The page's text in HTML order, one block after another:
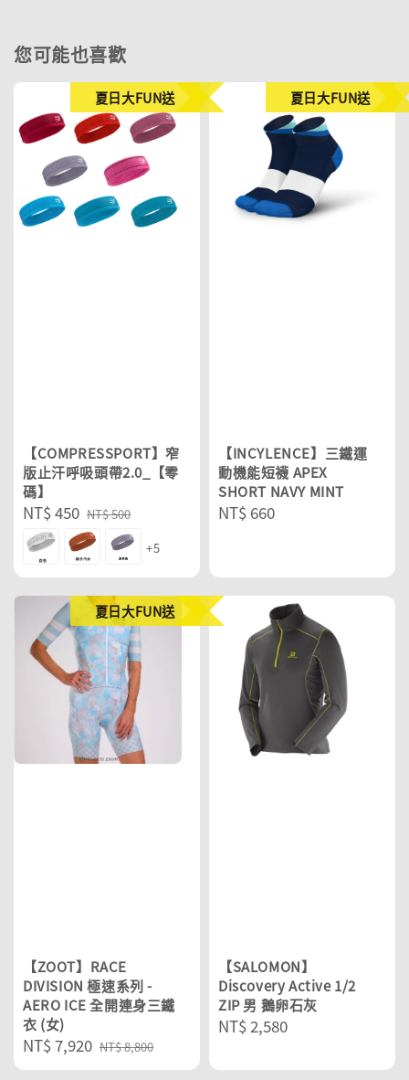
您可能也喜歡
夏日大FUN送
【COMPRESSPORT】窄
版止汗呼吸頭帶2.0_【零
碼】
Sale
price
NT$ 450 Regular
price
NT$ 500
+5
夏日大FUN送
【INCYLENCE】三鐵運
動機能短襪 APEX
SHORT NAVY MINT
Regular
NT$ 660
夏日大FUN送
【ZOOT】RACE
DIVISION 極速系列 -
AERO ICE 全開連身三鐵
衣 (女)
Sale
price
NT$ 7,920 Regular
price
NT$ 8,800
【SALOMON】
Discovery Active 1/2
ZIP 男 鵝卵石灰
Regular
NT$ 2,580